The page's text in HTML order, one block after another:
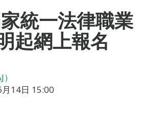
統一法律職業
起網上報名
14日 15:00